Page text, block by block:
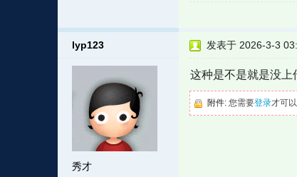
lyp123
秀才
发表于 2026-3-3
这种是不是就是没上
附件: 您需要登录才可